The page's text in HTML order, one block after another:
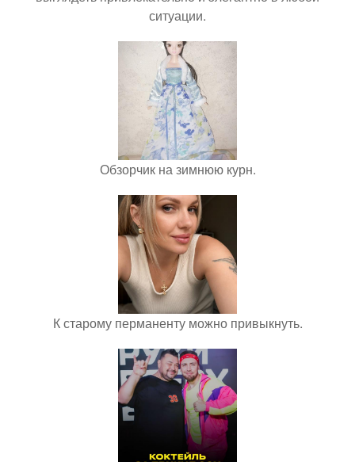
ситуации.
Обзорчик на зимнюю курн.
К старому перманенту можно привыкнуть.